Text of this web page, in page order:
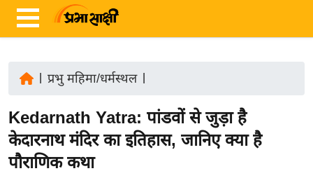
ज़ा
ख
र
प्रभु महिमा/धर्मस्थल|
Kedarnath Yatra: पांडवों से जुड़ा है
केदारनाथ मंदिर का इतिहास, जानिए क्या है
पौराणिक कथा